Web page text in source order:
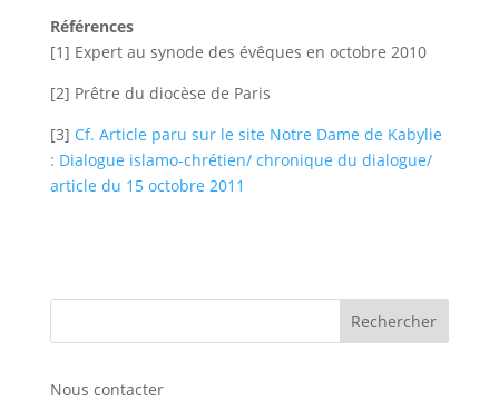
Références
[1] Expert au synode des évêques en octobre 2010
[2] Prêtre du diocèse de Paris
[3] Cf. Article paru sur le site Notre Dame de Kabylie
: Dialogue islamo-chrétien/ chronique du dialogue/
article du 15 octobre 2011
Nous contacter